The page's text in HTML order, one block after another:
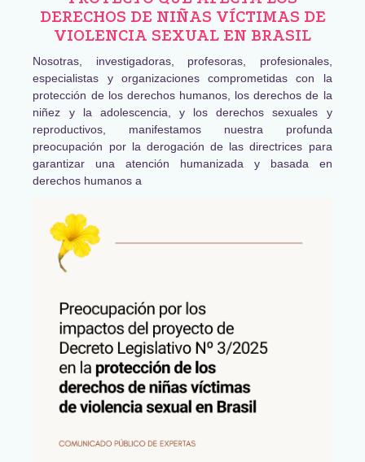
DERECHOS DE NIÑAS VÍCTIMAS DE
VIOLENCIA SEXUAL EN BRASIL
Nosotras, investigadoras, profesoras, profesionales,
especialistas y organizaciones comprometidas con la
protección de los derechos humanos, los derechos de la
niñez y la adolescencia, y los derechos sexuales y
reproductivos, manifestamos nuestra profunda
preocupación por la derogación de las directrices para
garantizar una atención humanizada y basada en
derechos humanos a